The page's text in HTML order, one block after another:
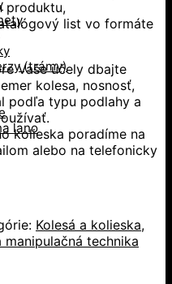
(trámy)
lano
produktu,
list vo formáte
Vaše účely dbajte
kolesa, nosnosť,
podľa typu podlahy a
kolieska poradíme na
alebo na telefonicky
Kolesá a kolieska,
manipulačná technika